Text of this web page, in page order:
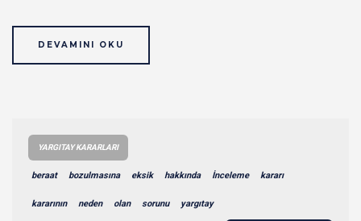
DEVAMINI OKU
YARGITAY KARARLARI
beraat bozulmasına eksik hakkında İnceleme kararı
kararının neden olan sorunu yargıtay